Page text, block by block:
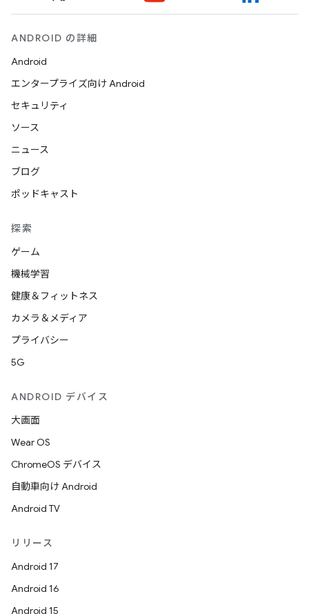
ANDROID の詳細
Android
エンタープライズ向け Android
セキュリティ
ソース
ニュース
ブログ
ポッドキャスト
探索
ゲーム
機械学習
健康＆フィットネス
カメラ＆メディア
プライバシー
5G
ANDROID デバイス
大画面
Wear OS
ChromeOS デバイス
自動車向け Android
Android TV
リリース
Android 17
Android 16
Android 15